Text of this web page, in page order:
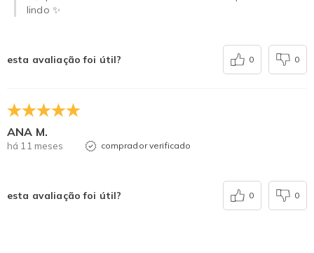
lindo ✨
esta avaliação foi útil? 0 0
ANA M.
há 11 meses comprador verificado
esta avaliação foi útil? 0 0